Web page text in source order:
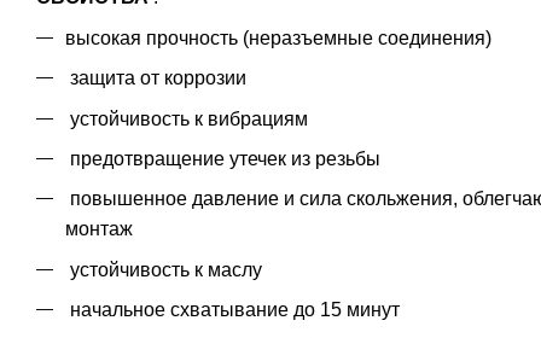
высокая прочность (неразъемные соединения)
защита от коррозии
устойчивость к вибрациям
предотвращение утечек из резьбы
повышенное давление и сила скольжения,
монтаж
устойчивость к маслу
начальное схватывание до 15 минут